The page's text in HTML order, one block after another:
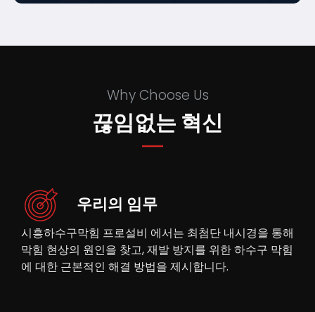
Why Choose Us
끊임없는 혁신
우리의 임무
시흥하수구막힘 프로설비 에서는 최첨단 내시경을 통해
막힘 현상의 원인을 찾고, 재발 방지를 위한 하수구 막힘
에 대한 근본적인 해결 방법을 제시합니다.